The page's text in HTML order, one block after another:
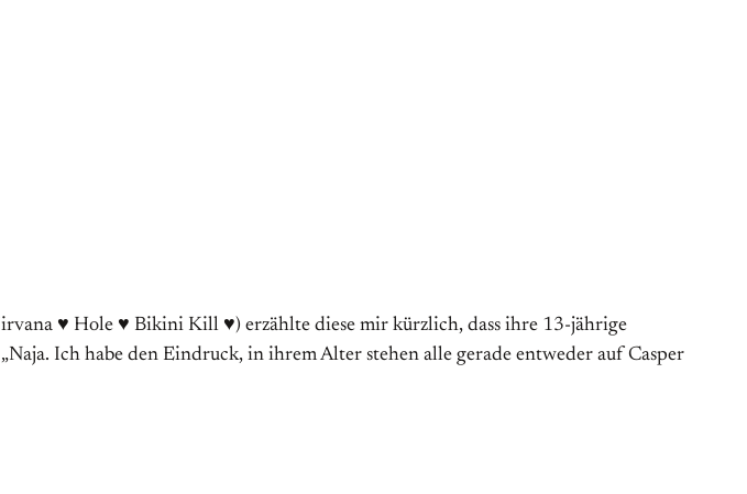
♥ Hole ♥ Bikini Kill ♥) erzählte diese mir kürzlich, dass ihre 13-jährige
Ich habe den Eindruck, in ihrem Alter stehen alle gerade entweder auf Casper